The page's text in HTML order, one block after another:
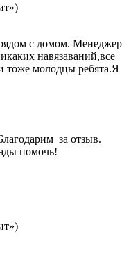
с домом. Менеджер
навязаваний,все
тоже молодцы ребята.Я
за отзыв.
помочь!